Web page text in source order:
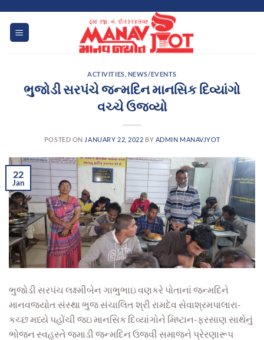
content
ACTIVITIES NEWS/EVENTS
ભુજોડી સરપંચે જન્મદિન માનસિક દિવ્યાંગો
વચ્ચે ઉજવ્યો
POSTED ON JANUARY 22, 2022 BY ADMIN MANAVJYOT
22
Jan
ભુજોડી સરપંચ લક્ષ્મીબેન ગાભુભાઇ વણકરે પોતાનાં જન્મદિને
માનવજ્યોત સંસ્થા ભુજ સંચાલિત શ્રી રામદેવ સેવાશ્રમપાલારા-
કચ્છ મધ્યે પહોંચી જઇ માનસિક દિવ્યાંગોને મિષ્ટાન-ફરસાણ સાથેનું
ભોજન સ્વહસ્તે જમાડી જન્મદિન ઉજવી સમાજને પ્રેરણારૂપ